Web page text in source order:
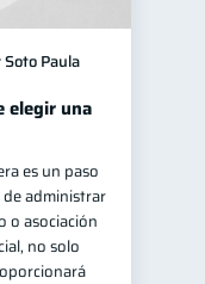
Paula
elegir una
es un paso
administrar
o asociación
no solo